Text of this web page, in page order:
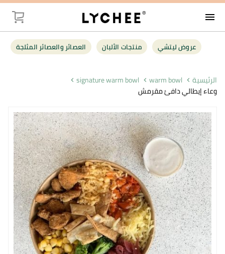
menu
العصائر
فواكه
البقالة
أغذية
English
عروض ليتشي منتجات الألبان العصائر والعصائر المثلجة
الرئيسية warm bowl
signature warm bowl
وعاء إيطالي دافئ مقرمش